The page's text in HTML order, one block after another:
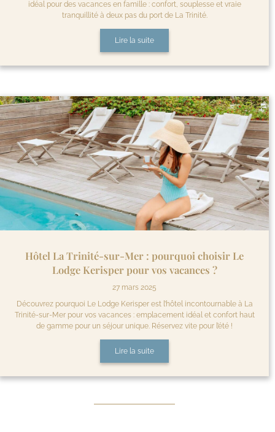
idéal pour des vacances en famille : confort, souplesse et vraie
tranquillité à deux pas du port de La Trinité.
Lire la suite
Hôtel La Trinité-sur-Mer : pourquoi choisir Le
Lodge Kerisper pour vos vacances ?
27 mars 2025
Découvrez pourquoi Le Lodge Kerisper est l’hôtel incontournable à La
Trinité-sur-Mer pour vos vacances : emplacement idéal et confort haut
de gamme pour un séjour unique. Réservez vite pour l’été !
Lire la suite